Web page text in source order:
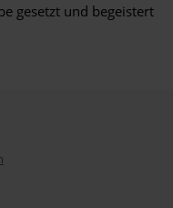
gesetzt und begeistert